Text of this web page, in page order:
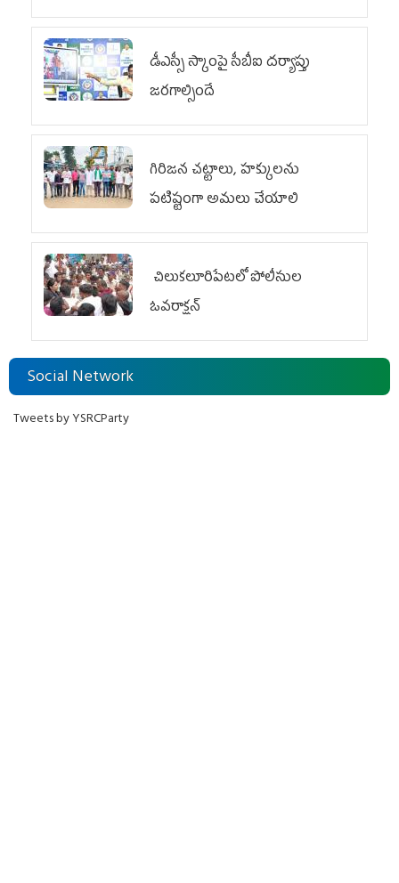
డీఎస్సీ స్కాంపై సీబీఐ దర్యాప్తు
జరగాల్సిందే
గిరిజన చట్టాలు, హక్కులను
పటిష్టంగా అమలు చేయాలి
చిలుక‌లూరిపేట‌లో పోలీసుల
ఓవ‌రాక్ష‌న్‌
Social Network
Tweets by YSRCParty